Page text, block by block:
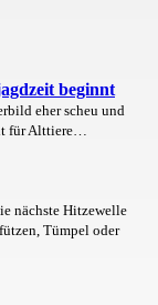
beginnt
eher scheu und
für Alttiere…
nächste Hitzewelle
Tümpel oder